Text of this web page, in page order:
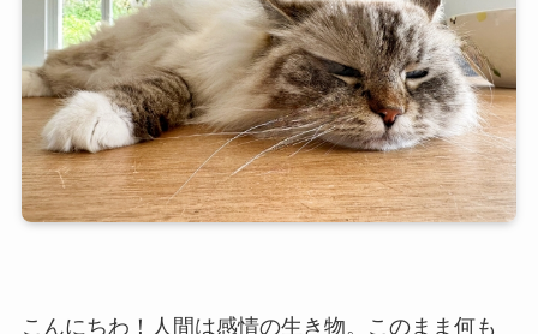
こんにちわ！人間は感情の生き物。このまま何も